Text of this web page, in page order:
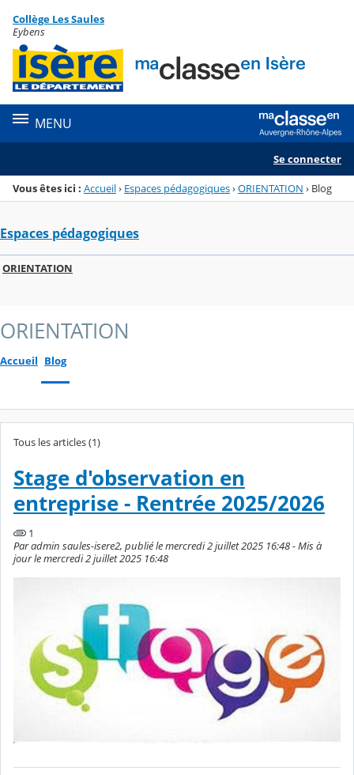
Menu de la rubrique
Contenu
Collège Les Saules
Eybens
MENU
Se connecter
Vous êtes ici : Accueil› Espaces pédagogiques›ORIENTATION › Blog
Espaces pédagogiques
ORIENTATION
ORIENTATION
Accueil Blog
Tous les articles (1)
Stage d'observation en
entreprise - Rentrée 2025/2026
1
Par admin saules-isere2, publié le mercredi 2 juillet 2025 16:48 - Mis à
jour le mercredi 2 juillet 2025 16:48